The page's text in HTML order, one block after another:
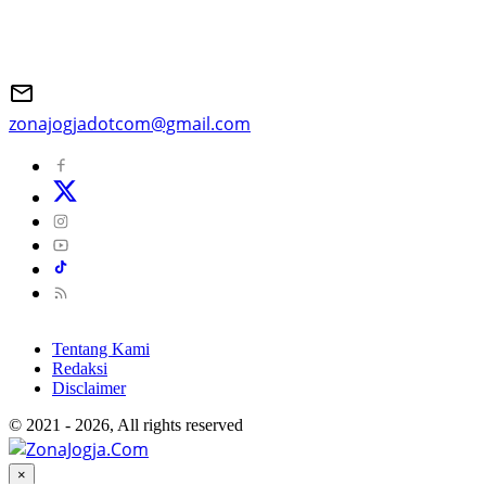
zonajogjadotcom@gmail.com
Tentang Kami
Redaksi
Disclaimer
© 2021 - 2026, All rights reserved
×